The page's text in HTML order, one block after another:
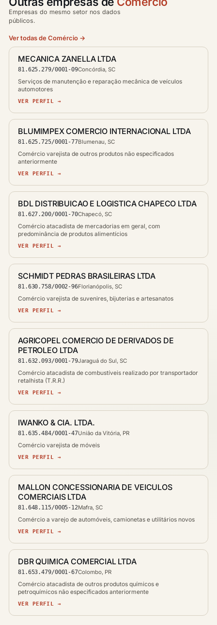
Empresas do mesmo setor nos dados
públicos.
Ver todas de Comércio →
MECANICA ZANELLA LTDA
81.625.279/0001-09Concórdia, SC
Serviços de manutenção e reparação mecânica de veículos
automotores
VER PERFIL →
BLUMIMPEX COMERCIO INTERNACIONAL LTDA
81.625.725/0001-77Blumenau, SC
Comércio varejista de outros produtos não especificados
anteriormente
VER PERFIL →
BDL DISTRIBUICAO E LOGISTICA CHAPECO LTDA
81.627.200/0001-70Chapecó, SC
Comércio atacadista de mercadorias em geral, com
predominância de produtos alimentícios
VER PERFIL →
SCHMIDT PEDRAS BRASILEIRAS LTDA
81.630.758/0002-96Florianópolis, SC
Comércio varejista de suvenires, bijuterias e artesanatos
VER PERFIL →
AGRICOPEL COMERCIO DE DERIVADOS DE
PETROLEO LTDA
81.632.093/0001-79Jaraguá do Sul, SC
Comércio atacadista de combustíveis realizado por transportador
retalhista (T.R.R.)
VER PERFIL →
IWANKO & CIA. LTDA.
81.635.484/0001-47União da Vitória, PR
Comércio varejista de móveis
VER PERFIL →
MALLON CONCESSIONARIA DE VEICULOS
COMERCIAIS LTDA
81.648.115/0005-12Mafra, SC
Comércio a varejo de automóveis, camionetas e utilitários novos
VER PERFIL →
DBR QUIMICA COMERCIAL LTDA
81.653.479/0001-67Colombo, PR
Comércio atacadista de outros produtos químicos e
petroquímicos não especificados anteriormente
VER PERFIL →